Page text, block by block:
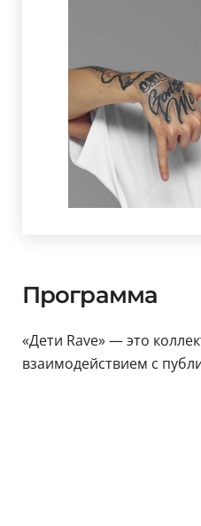
Программа
«Дети Rave» — это
взаимодействием с